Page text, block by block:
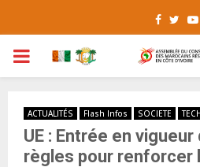
PRIMARY
ACTUALITÉS Flash Infos SOCIETE
UE : Entrée en
règles pour renforcer